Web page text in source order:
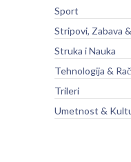
Sport
Stripovi, Zabava
Struka i Nauka
Tehnologija &
Trileri
Umetnost &